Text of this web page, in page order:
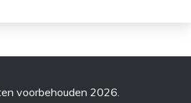
voorbehouden 2026.